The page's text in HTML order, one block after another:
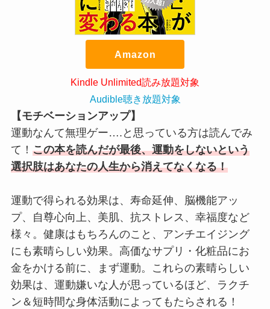
Amazon
Kindle Unlimited読み放題対象
Audible聴き放題対象
【モチベーションアップ】
運動なんて無理ゲー….と思っている方は読んでみ
て！ この本を読んだが最後、運動をしないという
選択肢はあなたの人生から消えてなくなる！
運動で得られる効果は、寿命延伸、脳機能アッ
プ、自尊心向上、美肌、抗ストレス、幸福度など
様々。健康はもちろんのこと、アンチエイジング
にも素晴らしい効果。高価なサプリ・化粧品にお
金をかける前に、まず運動。これらの素晴らしい
効果は、運動嫌いな人が思っているほど、ラクチ
ン＆短時間な身体活動によってもたらされる！